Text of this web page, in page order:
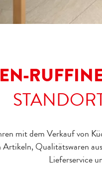
mit dem Verkauf von
Qualitätswaren
Lieferservice